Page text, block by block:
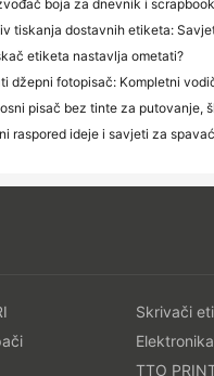
etiketa nastavlja ometati?
Skrivači
TTO